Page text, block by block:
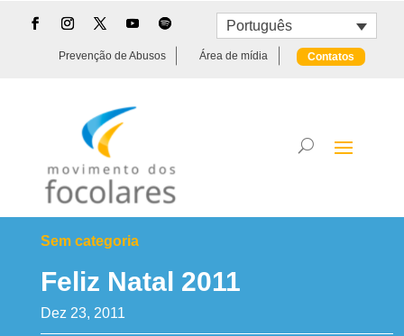
Português
Prevenção de Abusos Área de mídia Contatos
Sem categoria
Feliz Natal 2011
Dez 23, 2011